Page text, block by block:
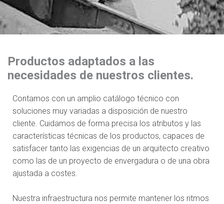
Productos adaptados a las
necesidades de nuestros clientes.
Contamos con un amplio catálogo técnico con
soluciones muy variadas a disposición de nuestro
cliente. Cuidamos de forma precisa los atributos y las
características técnicas de los productos, capaces de
satisfacer tanto las exigencias de un arquitecto creativo
como las de un proyecto de envergadura o de una obra
ajustada a costes.
Nuestra infraestructura nos permite mantener los ritmos